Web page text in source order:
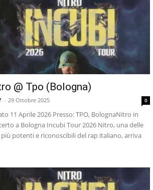
@ Tpo (Bologna)
- 29 Ottobre 2025 0
11 Aprile 2026 Presso: TPO, BolognaNitro in
a Bologna Incubi Tour 2026 Nitro, una delle
potenti e riconoscibili del rap italiano, arriva